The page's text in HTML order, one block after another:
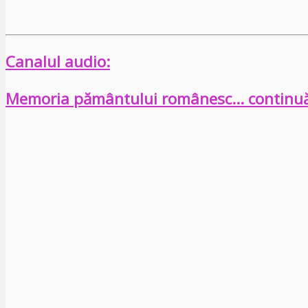
Canalul audio:
Memoria pământului românesc…